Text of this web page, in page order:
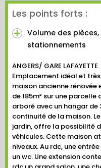
Les points forts :
Volume des
stationnements
ANGERS/ GARE LAFAYETTE
Emplacement idéal et
maison ancienne rénovée
de 185m² sur une
arboré avec un hangar
continuité de la maison.
jardin, offre la possibilité
véhicules. Cette maison
niveaux. Au rdc, une
un wc. Une extension